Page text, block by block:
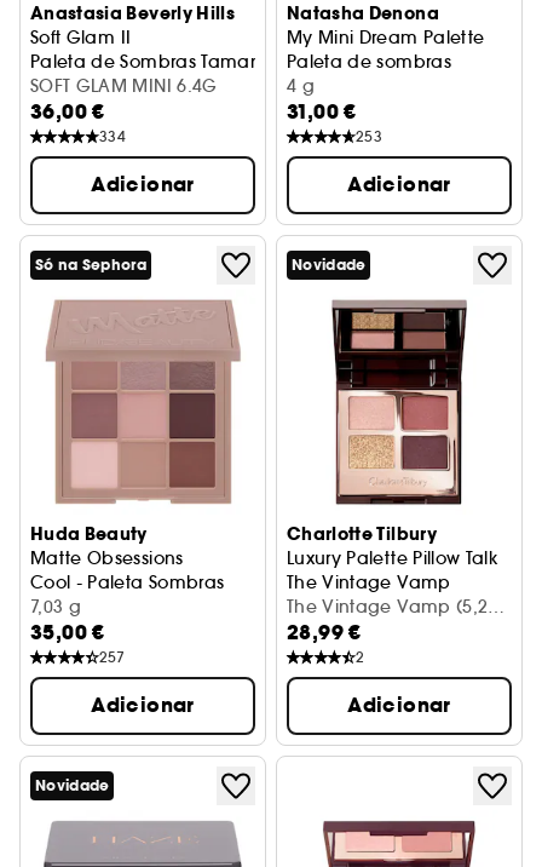
Anastasia Beverly Hills
Soft Glam II
Paleta de Sombras Tamanho de Viagem
SOFT GLAM MINI 6.4G
36,00 €
334
Adicionar
Natasha Denona
My Mini Dream Palette
Paleta de sombras
4 g
31,00 €
253
Adicionar
Só na Sephora
Huda Beauty
Matte Obsessions
Cool - Paleta Sombras
7,03 g
35,00 €
257
Adicionar
Novidade
Charlotte Tilbury
Luxury Palette Pillow Talk
The Vintage Vamp
Paleta de sombra de olhos
The Vintage Vamp (5,2
g)
28,99 €
2
Adicionar
Novidade